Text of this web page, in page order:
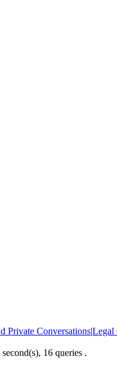
Private Conversations|Legal
16 queries .